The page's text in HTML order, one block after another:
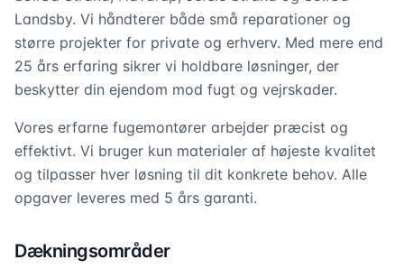
Landsby. Vi håndterer både små reparationer og
større projekter for private og erhverv. Med mere end
25 års erfaring sikrer vi holdbare løsninger, der
beskytter din ejendom mod fugt og vejrskader.
Vores erfarne fugemontører arbejder præcist og
effektivt. Vi bruger kun materialer af højeste kvalitet
og tilpasser hver løsning til dit konkrete behov. Alle
opgaver leveres med 5 års garanti.
Dækningsområder